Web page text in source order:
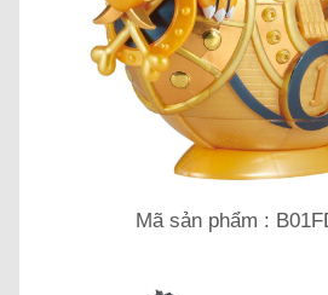
Mã sản phẩm :